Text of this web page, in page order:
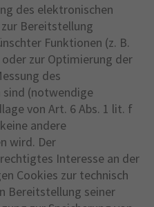
des elektronischen
Bereitstellung
Funktionen (z. B.
zur Optimierung der
des
(notwendige
von Art. 6 Abs. 1 lit. f
andere
wird. Der
Interesse an der
Cookies zur technisch
Bereitstellung seiner